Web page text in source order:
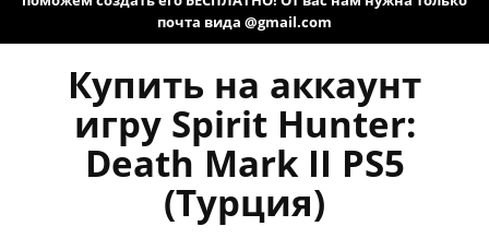
почта вида @gmail.com
Купить на аккаунт
игру Spirit Hunter:
Death Mark II PS5
(Турция)